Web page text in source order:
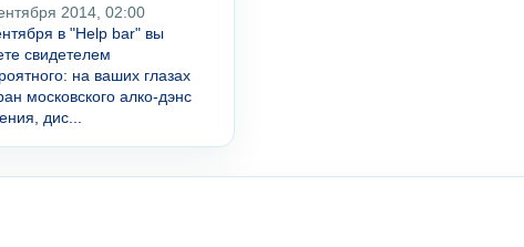
2014, 02:00
в "Help bar" вы
свидетелем
на ваших глазах
московского алко-дэнс
дис...